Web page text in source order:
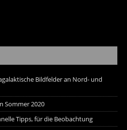
Bildfelder an Nord- und
Sommer 2020
Tipps, für die Beobachtung